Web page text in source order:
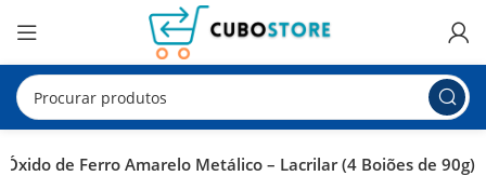
Óxido de Ferro Amarelo Metálico – Lacrilar (4 Boiões de 90g)